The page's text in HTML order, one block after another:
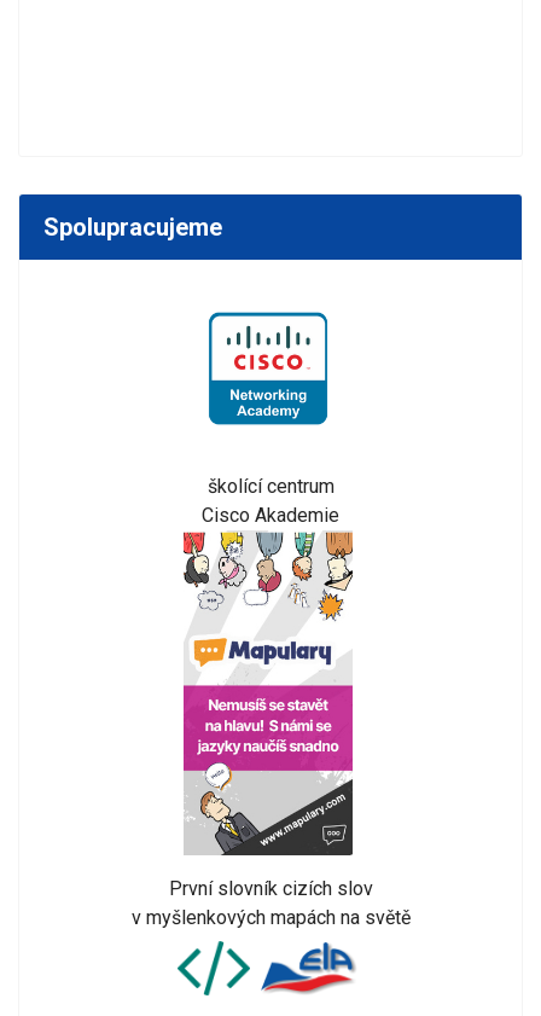
Spolupracujeme
školící centrum
Cisco Akademie
První slovník cizích slov
v myšlenkových mapách na světě